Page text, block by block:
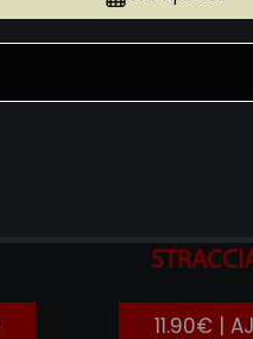
11.90€ |